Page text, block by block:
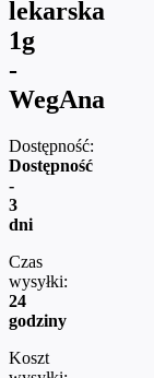
lekarska
1g
-
WegAna
Dostępność:
Dostępność
-
3
dni
Czas
wysyłki:
24
godziny
Koszt